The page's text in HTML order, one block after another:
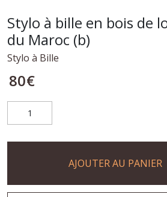
Stylo à bille en bois de
du Maroc (b)
Stylo à Bille
80€
AJOUTER AU PANIER